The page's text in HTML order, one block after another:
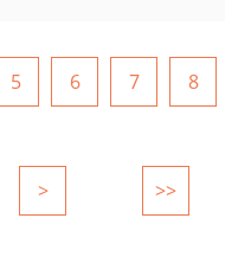
5 6 7 8
> >>